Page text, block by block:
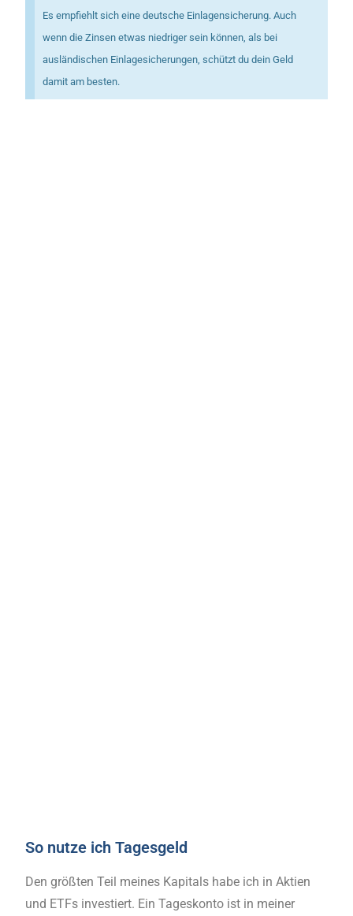
Es empfiehlt sich eine deutsche Einlagensicherung. Auch
wenn die Zinsen etwas niedriger sein können, als bei
ausländischen Einlagesicherungen, schützt du dein Geld
damit am besten.
So nutze ich Tagesgeld
Den größten Teil meines Kapitals habe ich in Aktien
und ETFs investiert. Ein Tageskonto ist in meiner